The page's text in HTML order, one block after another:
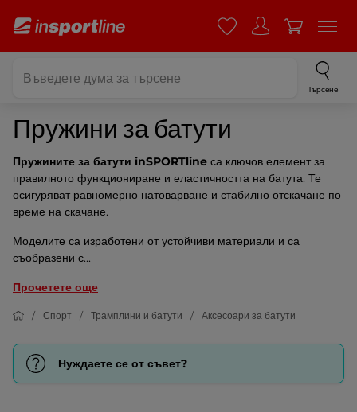
Търсене
Пружини за батути
Пружините за батути inSPORTline са ключов елемент за
правилното функциониране и еластичността на батута. Те
осигуряват равномерно натоварване и стабилно отскачане по
време на скачане.
Моделите са изработени от устойчиви материали и са
съобразени с...
Прочетете още
Спорт Трамплини и батути Аксесоари за батути
Нуждаете се от съвет?